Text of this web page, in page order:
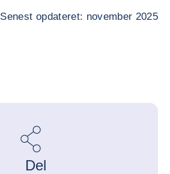
Senest opdateret: november 2025
Del